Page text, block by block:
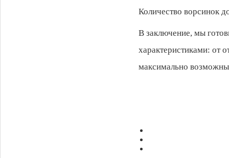
Количество ворсинок
В заключение, мы
характеристиками: от
максимально